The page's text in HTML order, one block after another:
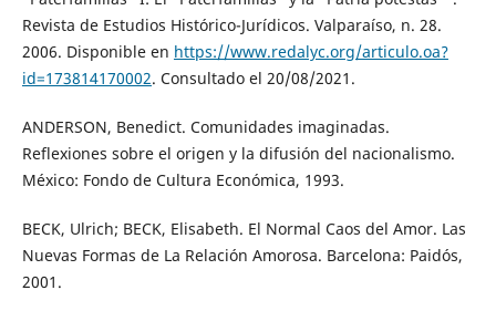
Revista de Estudios Histórico-Jurídicos. Valparaíso, n. 28.
2006. Disponible en https://www.redalyc.org/articulo.oa?
id=173814170002. Consultado el 20/08/2021.
ANDERSON, Benedict. Comunidades imaginadas.
Reflexiones sobre el origen y la difusión del nacionalismo.
México: Fondo de Cultura Económica, 1993.
BECK, Ulrich; BECK, Elisabeth. El Normal Caos del Amor. Las
Nuevas Formas de La Relación Amorosa. Barcelona: Paidós,
2001.